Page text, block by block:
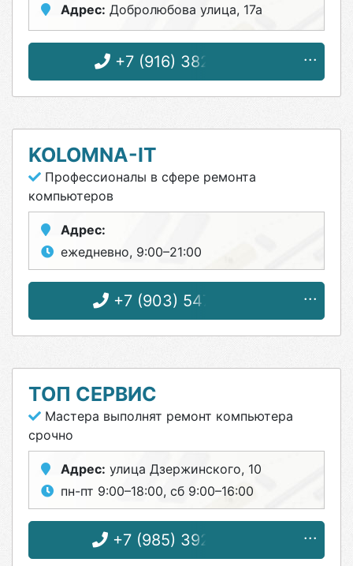
Адрес: Добролюбова улица, 17а
+7 (916) 382-12-58
KOLOMNA-IT
Профессионалы в сфере ремонта
компьютеров
Адрес:
ежедневно, 9:00–21:00
+7 (903) 547-82-81
ТОП СЕРВИС
Мастера выполнят ремонт компьютера
срочно
Адрес: улица Дзержинского, 10
пн-пт 9:00–18:00, сб 9:00–16:00
+7 (985) 392-10-42